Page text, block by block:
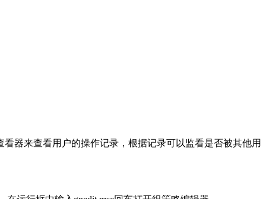
器来查看用户的操作记录，根据记录可以监看是否被其他用